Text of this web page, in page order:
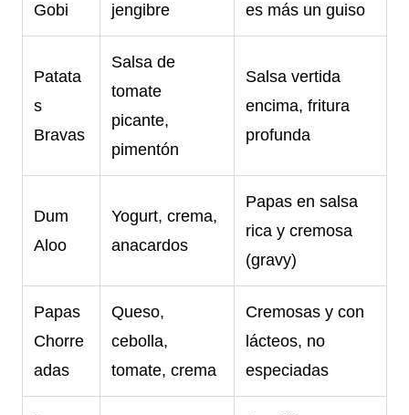
Gobi
jengibre
es más un guiso
Patata
s
Bravas
Salsa de
tomate
picante,
pimentón
Salsa vertida
encima, fritura
profunda
Dum
Aloo
Yogurt, crema,
anacardos
Papas en salsa
rica y cremosa
(gravy)
Papas
Chorre
adas
Queso,
cebolla,
tomate, crema
Cremosas y con
lácteos, no
especiadas